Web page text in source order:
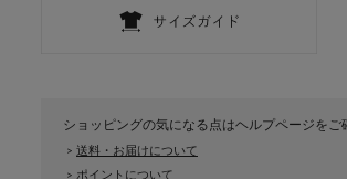
ショッピングの気になる点はヘルプページをご
> 送料・お届けについて
> ポイントについて